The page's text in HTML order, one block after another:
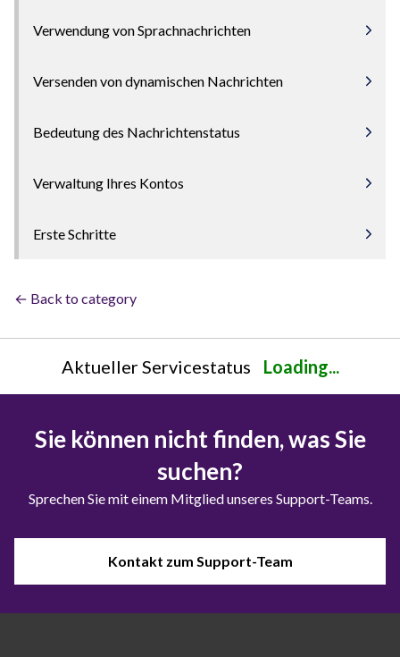
Verwendung von Sprachnachrichten
Versenden von dynamischen Nachrichten
Bedeutung des Nachrichtenstatus
Verwaltung Ihres Kontos
Erste Schritte
← Back to category
Aktueller Servicestatus Loading...
Sie können nicht finden, was Sie
suchen?
Sprechen Sie mit einem Mitglied unseres Support-Teams.
Kontakt zum Support-Team